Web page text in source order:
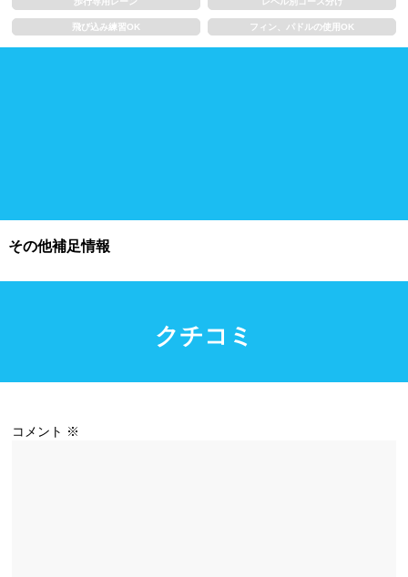
飛び込み練習OK フィン、パドルの使用OK
その他補足情報
クチコミ
コメント ※